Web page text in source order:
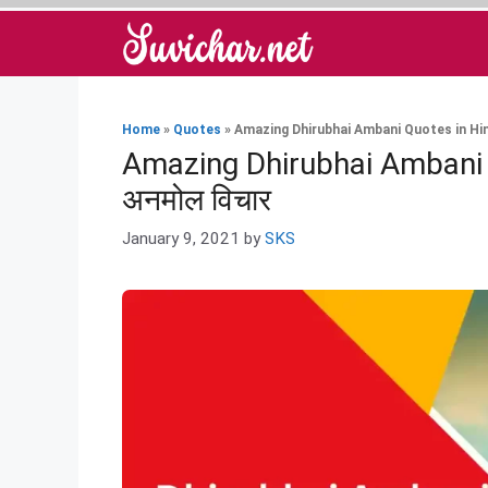
content
Home » Quotes » Amazing Dhirubhai Ambani Quotes in Hindi | धीरूभाई
Amazing Dhirubhai Ambani
अनमोल विचार
January 9, 2021 bySKS